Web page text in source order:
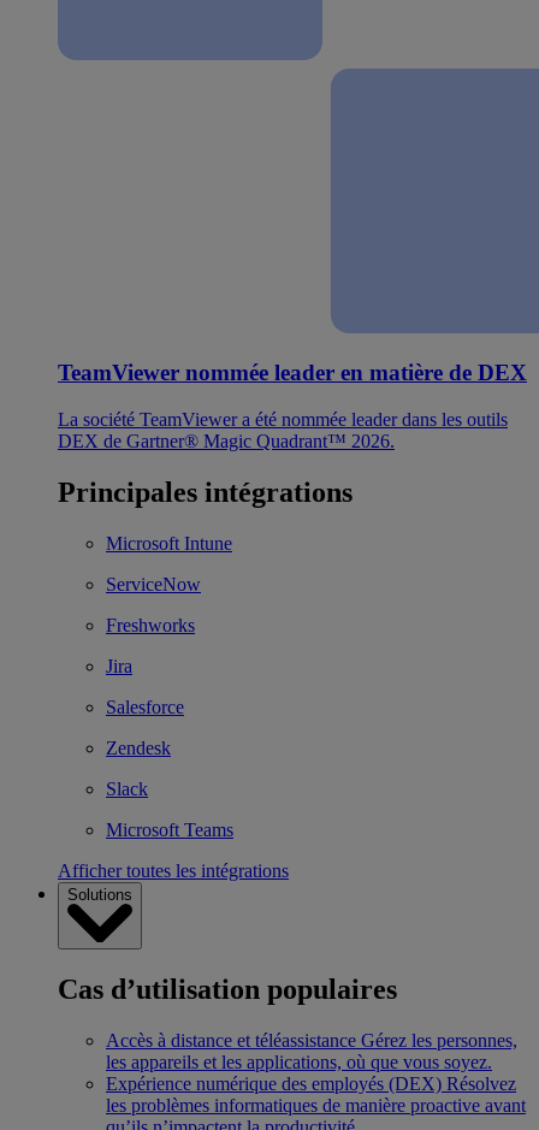
TeamViewer nommée leader en matière de DEX
La société TeamViewer a été nommée leader dans les outils
DEX de Gartner® Magic Quadrant™ 2026.
Principales intégrations
Microsoft Intune
ServiceNow
Freshworks
Jira
Salesforce
Zendesk
Slack
Microsoft Teams
Afficher toutes les intégrations
Solutions
Cas d’utilisation populaires
Accès à distance et téléassistance Gérez les personnes,
les appareils et les applications, où que vous soyez.
Expérience numérique des employés (DEX) Résolvez
les problèmes informatiques de manière proactive avant